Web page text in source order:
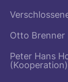
Otto Brenner
Peter Hans
(Kooperation)